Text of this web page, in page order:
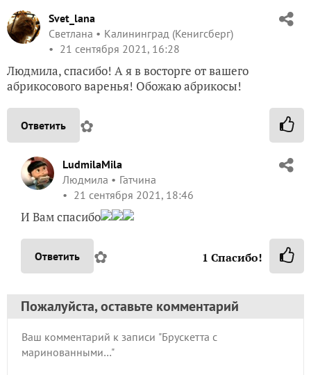
Svet_lana
Светлана
Калининград (Кенигсберг)
21 сентября 2021, 16:28
Людмила, спасибо! А я в восторге от вашего
абрикосового варенья! Обожаю абрикосы!
Ответить ✿
LudmilaMila
Людмила
Гатчина
21 сентября 2021, 18:46
И Вам спасибо
Ответить ✿ 1 Спасибо!
Пожалуйста, оставьте комментарий